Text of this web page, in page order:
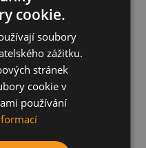
cookie.
soubory
zážitku.
stránek
cookie v
používání